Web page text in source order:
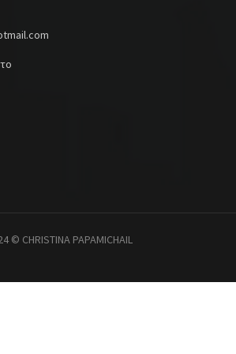
© CHRISTINA PAPAMICHAIL